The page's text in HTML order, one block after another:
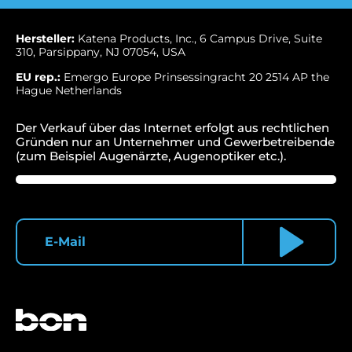
Hersteller: Katena Products, Inc., 6 Campus Drive, Suite
310, Parsippany, NJ 07054, USA
EU rep.: Emergo Europe Prinsessingracht 20 2514 AP the
Hague Netherlands
Der Verkauf über das Internet erfolgt aus rechtlichen
Gründen nur an Unternehmer und Gewerbetreibende
(zum Beispiel Augenärzte, Augenoptiker etc.).